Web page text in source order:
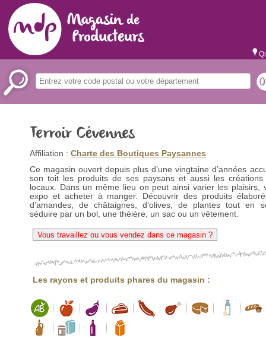
Terroir Cévennes
Affiliation : Charte des Boutiques Paysannes
Ce magasin ouvert depuis plus d’une vingtaine d’années
son toit les produits de ses paysans et aussi les créations
locaux. Dans un même lieu on peut ainsi varier les plaisirs,
expo et acheter à manger. Découvrir des produits
d’amandes, de châtaignes, d’olives, de plantes tout en
séduire par un bol, une théière, un sac ou un vêtement.
Vous travaillez ou vous vendez dans ce magasin ?
Les rayons et produits phares du magasin :